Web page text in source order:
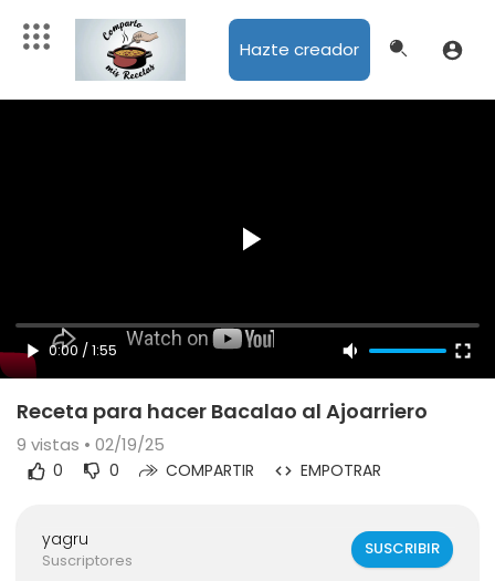
Hazte creador
0:00 /1:55
Receta para hacer Bacalao al Ajoarriero
9 vistas • 02/19/25
0 0 COMPARTIR EMPOTRAR
yagru
Suscriptores
SUSCRIBIR